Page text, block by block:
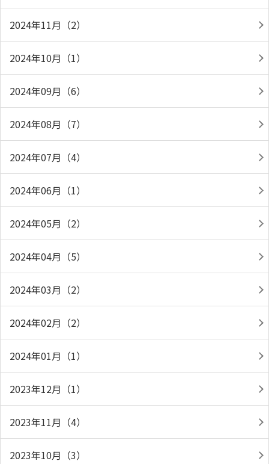
2024年11月（2）
2024年10月（1）
2024年09月（6）
2024年08月（7）
2024年07月（4）
2024年06月（1）
2024年05月（2）
2024年04月（5）
2024年03月（2）
2024年02月（2）
2024年01月（1）
2023年12月（1）
2023年11月（4）
2023年10月（3）